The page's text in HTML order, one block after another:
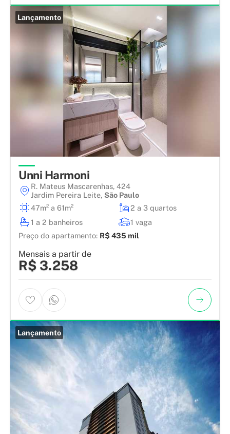
Lançamento
Unni Harmoni
R. Mateus Mascarenhas, 424
Jardim Pereira Leite, São Paulo
47m² a 61m²
2 a 3 quartos
1 a 2 banheiros
1 vaga
Preço do apartamento: R$ 435 mil
Mensais a partir de
R$ 3.258
Lançamento